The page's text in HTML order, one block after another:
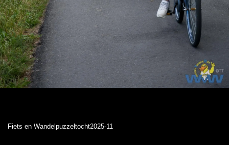
Fiets en Wandelpuzzeltocht2025-11